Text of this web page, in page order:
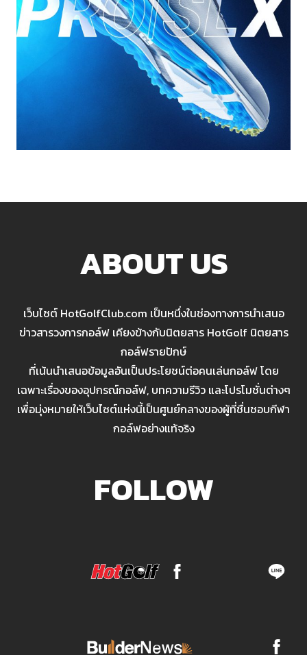
ABOUT US
เว็บไซต์ HotGolfClub.com เป็นหนึ่งในช่องทางการนำเสนอ
ข่าวสารวงการกอล์ฟ เคียงข้างกับนิตยสาร HotGolf นิตยสาร
กอล์ฟรายปักษ์
ที่เน้นนำเสนอข้อมูลอันเป็นประโยชน์ต่อคนเล่นกอล์ฟ โดย
เฉพาะเรื่องของอุปกรณ์กอล์ฟ, บทความรีวิว และโปรโมชั่นต่างๆ
เพื่อมุ่งหมายให้เว็บไซต์แห่งนี้เป็นศูนย์กลางของผู้ที่ชื่นชอบกีฬา
กอล์ฟอย่างแท้จริง
FOLLOW